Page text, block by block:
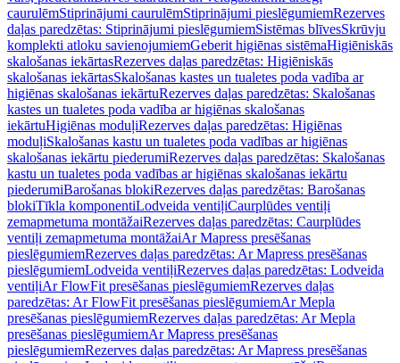
caurulēmStiprinājumi caurulēmStiprinājumi pieslēgumiemRezerves
daļas paredzētas: Stiprinājumi pieslēgumiemSistēmas blīvesSkrūvju
komplekti atloku savienojumiemGeberit higiēnas sistēmaHigiēniskās
skalošanas iekārtasRezerves daļas paredzētas: Higiēniskās
skalošanas iekārtasSkalošanas kastes un tualetes poda vadība ar
higiēnas skalošanas iekārtuRezerves daļas paredzētas: Skalošanas
kastes un tualetes poda vadība ar higiēnas skalošanas
iekārtuHigiēnas moduļiRezerves daļas paredzētas: Higiēnas
moduļiSkalošanas kastu un tualetes poda vadības ar higiēnas
skalošanas iekārtu piederumiRezerves daļas paredzētas: Skalošanas
kastu un tualetes poda vadības ar higiēnas skalošanas iekārtu
piederumiBarošanas blokiRezerves daļas paredzētas: Barošanas
blokiTīkla komponentiLodveida ventiļiCaurplūdes ventiļi
zemapmetuma montāžaiRezerves daļas paredzētas: Caurplūdes
ventiļi zemapmetuma montāžaiAr Mapress presēšanas
pieslēgumiemRezerves daļas paredzētas: Ar Mapress presēšanas
pieslēgumiemLodveida ventiļiRezerves daļas paredzētas: Lodveida
ventiļiAr FlowFit presēšanas pieslēgumiemRezerves daļas
paredzētas: Ar FlowFit presēšanas pieslēgumiemAr Mepla
presēšanas pieslēgumiemRezerves daļas paredzētas: Ar Mepla
presēšanas pieslēgumiemAr Mapress presēšanas
pieslēgumiemRezerves daļas paredzētas: Ar Mapress presēšanas